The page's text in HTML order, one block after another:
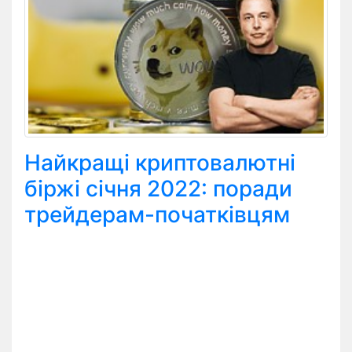
Найкращі криптовалютні
біржі січня 2022: поради
трейдерам-початківцям